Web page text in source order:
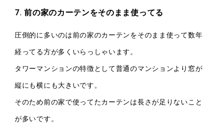
7. 前の家のカーテンをそのまま使ってる
圧倒的に多いのは前の家のカーテンをそのまま使って数年
経ってる方が多くいらっしゃいます。
タワーマンションの特徴として普通のマンションより窓が
縦にも横にも大きいです。
そのため前の家で使ってたカーテンは長さが足りないこと
が多いです。